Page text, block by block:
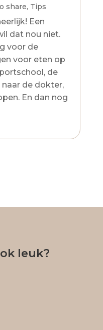
share, Tips
Een
dat nou niet.
voor de
voor eten op
de
de dokter,
En dan nog
leuk?